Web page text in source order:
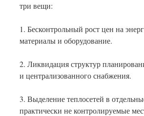
три вещи:
1. Бесконтрольный рост цен на
материалы и оборудование.
2. Ликвидация структур
и централизованного снабжения.
3. Выделение теплосетей в
практически не контролируемые